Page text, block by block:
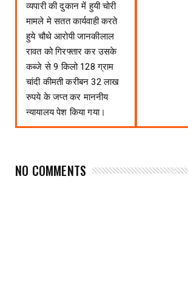
व्यपारी की दुकान में हुयी चोरी
मामले मे सतत कार्यवाही करते
हुये चौथे आरोपी जानकीलाल
रावत को गिरफ्तार कर उसके
कब्जे से 9 किलो 128 ग्राम
चांदी कीमती करीबन 32 लाख
रुपये के जप्त कर माननीय
न्यायालय पेश किया गया।
NO COMMENTS